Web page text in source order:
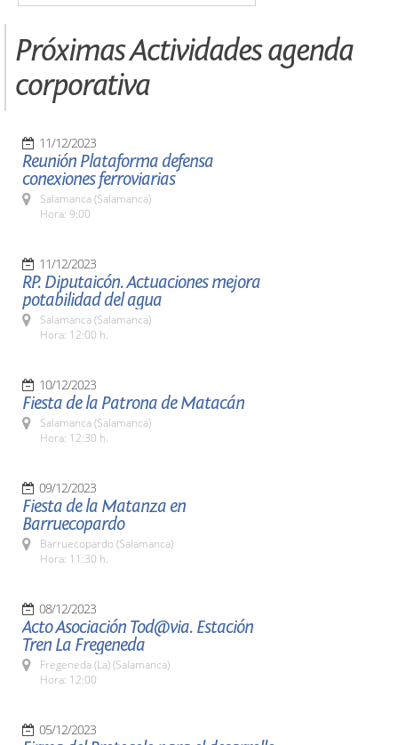
Próximas Actividades agenda
corporativa
11/12/2023
Reunión Plataforma defensa
conexiones ferroviarias
Salamanca (Salamanca)
Hora: 9:00
11/12/2023
RP. Diputaicón. Actuaciones mejora
potabilidad del agua
Salamanca (Salamanca)
Hora: 12:00 h.
10/12/2023
Fiesta de la Patrona de Matacán
Salamanca (Salamanca)
Hora: 12:30 h.
09/12/2023
Fiesta de la Matanza en
Barruecopardo
Barruecopardo (Salamanca)
Hora: 11:30 h.
08/12/2023
Acto Asociación Tod@via. Estación
Tren La Fregeneda
Fregeneda (La) (Salamanca)
Hora: 12:00
05/12/2023